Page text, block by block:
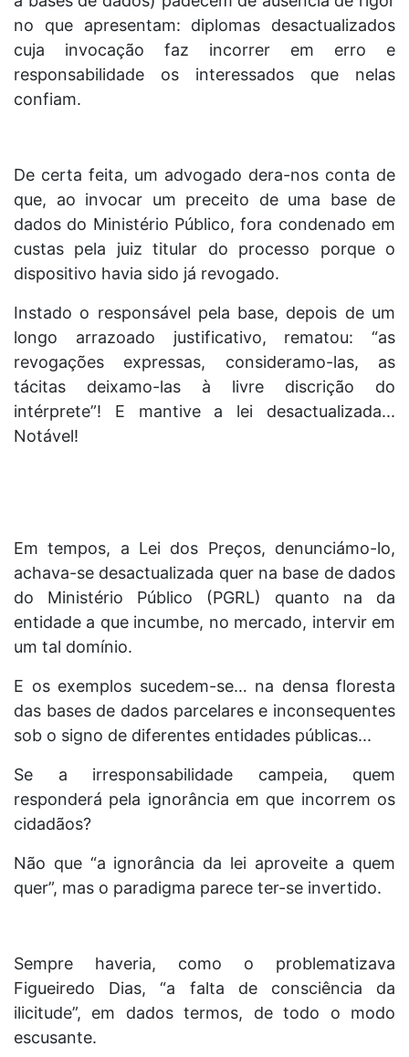
no que apresentam: diplomas desactualizados
cuja invocação faz incorrer em erro e
responsabilidade os interessados que nelas
confiam.
De certa feita, um advogado dera-nos conta de
que, ao invocar um preceito de uma base de
dados do Ministério Público, fora condenado em
custas pela juiz titular do processo porque o
dispositivo havia sido já revogado.
Instado o responsável pela base, depois de um
longo arrazoado justificativo, rematou: “as
revogações expressas, consideramo-las, as
tácitas deixamo-las à livre discrição do
intérprete”! E mantive a lei desactualizada...
Notável!
Em tempos, a Lei dos Preços, denunciámo-lo,
achava-se desactualizada quer na base de dados
do Ministério Público (PGRL) quanto na da
entidade a que incumbe, no mercado, intervir em
um tal domínio.
E os exemplos sucedem-se… na densa floresta
das bases de dados parcelares e inconsequentes
sob o signo de diferentes entidades públicas...
Se a irresponsabilidade campeia, quem
responderá pela ignorância em que incorrem os
cidadãos?
Não que “a ignorância da lei aproveite a quem
quer”, mas o paradigma parece ter-se invertido.
Sempre haveria, como o problematizava
Figueiredo Dias, “a falta de consciência da
ilicitude”, em dados termos, de todo o modo
escusante.